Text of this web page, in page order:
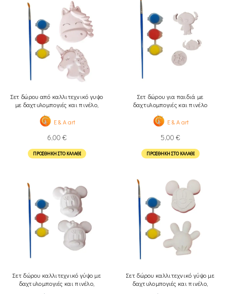
Σετ δώρου από καλλιτεχνικό γυψο
με δαχτυλομπογιές και πινέλο,
Μονόκεροι
E & A art
6,00 €
ΠΡΟΣΘΉΚΗ ΣΤΟ ΚΑΛΆΘΙ
Σετ δώρου για παιδιά με
δαχτυλομπογιές και πινέλο
E & A art
5,00 €
ΠΡΟΣΘΉΚΗ ΣΤΟ ΚΑΛΆΘΙ
Σετ δώρου καλλιτεχνικό γύψο με
δαχτυλομπογιές και πινέλο,
Σετ δώρου καλλιτεχνικό γύψο με
δαχτυλομπογιές και πινέλο,